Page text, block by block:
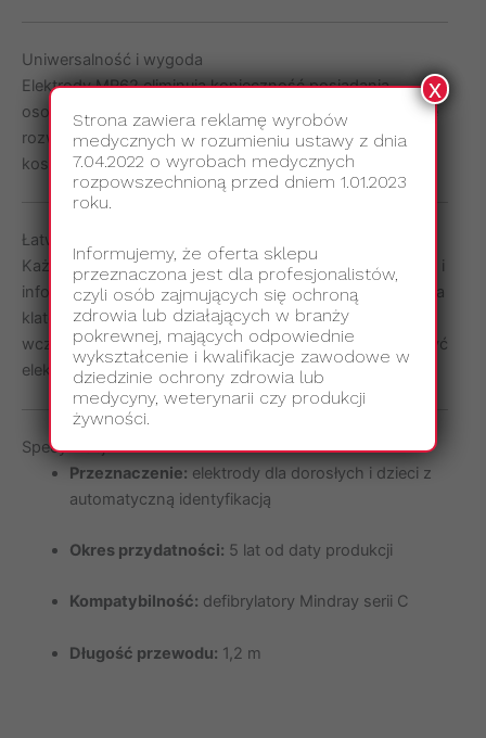
Uniwersalność i wygoda
Elektrody MR62 eliminują konieczność posiadania
osobnych elektrod dla dorosłych i dzieci. To uniwersalne
rozwiązanie, które zwiększa efektywność i zmniejsza
koszty.
Łatwość użycia
Każda elektroda posiada czytelne, intuicyjne oznaczenia i
infografiki pokazujące prawidłowe miejsce przyklejenia na
klatce piersiowej. Dzięki temu nawet osoby bez
wcześniejszego szkolenia mogą szybko i poprawnie użyć
elektrod, co przyspiesza resuscytację.
Specyfikacja:
Przeznaczenie: elektrody dla dorosłych i dzieci z
automatyczną identyfikacją
Okres przydatności: 5 lat od daty produkcji
Kompatybilność: defibrylatory Mindray serii C
Długość przewodu: 1,2 m
Strona zawiera reklamę wyrobów
medycznych w rozumieniu ustawy z dnia
7.04.2022 o wyrobach medycznych
rozpowszechnioną przed dniem 1.01.2023
roku.
Informujemy, że oferta sklepu
przeznaczona jest dla profesjonalistów,
czyli osób zajmujących się ochroną
zdrowia lub działających w branży
pokrewnej, mających odpowiednie
wykształcenie i kwalifikacje zawodowe w
dziedzinie ochrony zdrowia lub
medycyny, weterynarii czy produkcji
żywności.
x